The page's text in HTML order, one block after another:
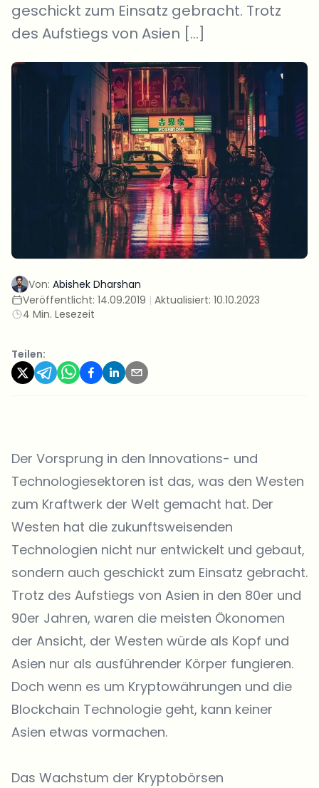
geschickt zum Einsatz gebracht. Trotz
des Aufstiegs von Asien […]
Von: Abishek Dharshan
Veröffentlicht: 14.09.2019 | Aktualisiert: 10.10.2023
4 Min. Lesezeit
Teilen:
Der Vorsprung in den Innovations- und
Technologiesektoren ist das, was den Westen
zum Kraftwerk der Welt gemacht hat. Der
Westen hat die zukunftsweisenden
Technologien nicht nur entwickelt und gebaut,
sondern auch geschickt zum Einsatz gebracht.
Trotz des Aufstiegs von Asien in den 80er und
90er Jahren, waren die meisten Ökonomen
der Ansicht, der Westen würde als Kopf und
Asien nur als ausführender Körper fungieren.
Doch wenn es um Kryptowährungen und die
Blockchain Technologie geht, kann keiner
Asien etwas vormachen.
Das Wachstum der Kryptobörsen